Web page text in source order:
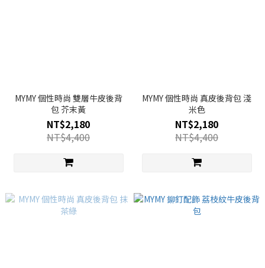
MYMY 個性時尚 雙層牛皮後背
包 芥末黃
NT$2,180
NT$4,400
MYMY 個性時尚 真皮後背包 淺
米色
NT$2,180
NT$4,400